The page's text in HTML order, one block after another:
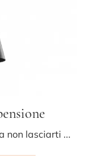
Un Lighting Design da non lasciarti sfuggire! Eccoti la lampada a sospensione moderna Japan S sospensione di Midj.